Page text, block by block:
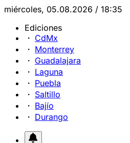
miércoles, 05.08.2026 / 18:35
Ediciones
CdMx
Monterrey
Guadalajara
Laguna
Puebla
Saltillo
Bajío
Durango